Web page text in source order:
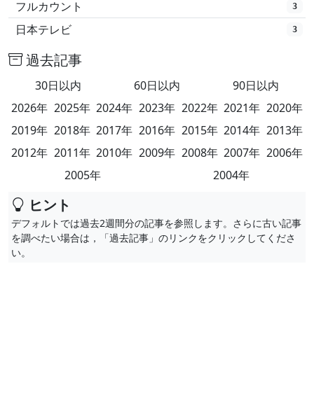
フルカウント 3
日本テレビ 3
過去記事
30日以内 60日以内
90日以内
2026年 2025年 2024年 2023年 2022年 2021年 2020年
2019年 2018年 2017年 2016年 2015年 2014年 2013年
2012年 2011年 2010年 2009年 2008年 2007年 2006年
2005年
2004年
ヒント
デフォルトでは過去2週間分の記事を参照します。さらに古い記事
を調べたい場合は，「過去記事」のリンクをクリックしてくださ
い。